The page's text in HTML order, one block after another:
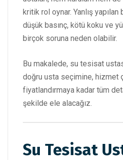
kritik rol oynar. Yanlış
düşük basınç, kötü koku ve
birçok soruna neden olabilir.
Bu makalede, su tesisat
doğru usta seçimine, hizmet
fiyatlandırmaya kadar tüm
şekilde ele alacağız.
Su Tesisat